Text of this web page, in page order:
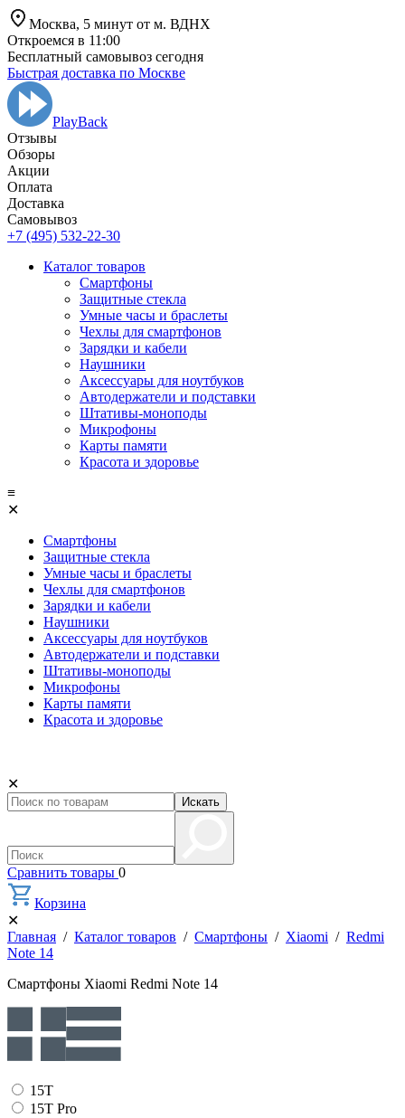
Москва, 5 минут от м. ВДНХ
Откроемся в 11:00
Бесплатный самовывоз сегодня
Быстрая доставка по Москве
PlayBack
Отзывы
Обзоры
Aкции
Оплата
Доставка
Самовывоз
+7 (495) 532-22-30
Каталог товаров
Смартфоны
Защитные стекла
Умные часы и браслеты
Чехлы для смартфонов
Зарядки и кабели
Наушники
Аксессуары для ноутбуков
Автодержатели и подставки
Штативы-моноподы
Микрофоны
Карты памяти
Красота и здоровье
≡
✕
Смартфоны
Защитные стекла
Умные часы и браслеты
Чехлы для смартфонов
Зарядки и кабели
Наушники
Аксессуары для ноутбуков
Автодержатели и подставки
Штативы-моноподы
Микрофоны
Карты памяти
Красота и здоровье
✕
Искать
Сравнить товары 0
Корзина
✕
Главная / Каталог товаров / Смартфоны / Xiaomi / Redmi
Note 14
Смартфоны Xiaomi Redmi Note 14
15T
15T Pro